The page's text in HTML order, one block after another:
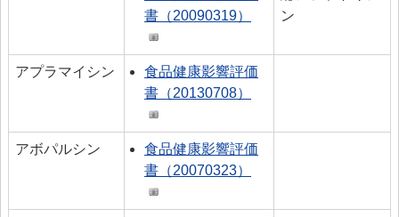
書（20090319）
ン
アプラマイシン
食品健康影響評価
書（20130708）
アボパルシン
食品健康影響評価
書（20070323）